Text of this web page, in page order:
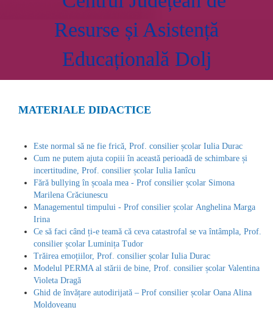
Resurse și Asistență
Educațională Dolj
MATERIALE DIDACTICE
Este normal să ne fie frică, Prof. consilier școlar Iulia Durac
Cum ne putem ajuta copiii în această perioadă de schimbare și
incertitudine, Prof. consilier școlar Iulia Ianîcu
Fără bullying în școala mea - Prof consilier școlar Simona
Marilena Crăciunescu
Managementul timpului - Prof consilier școlar Anghelina Marga
Irina
Ce să faci când ți-e teamă că ceva catastrofal se va întâmpla, Prof.
consilier școlar Luminița Tudor
Trăirea emoțiilor, Prof. consilier școlar Iulia Durac
Modelul PERMA al stării de bine, Prof. consilier școlar Valentina
Violeta Dragă
Ghid de învățare autodirijată – Prof consilier școlar Oana Alina
Moldoveanu